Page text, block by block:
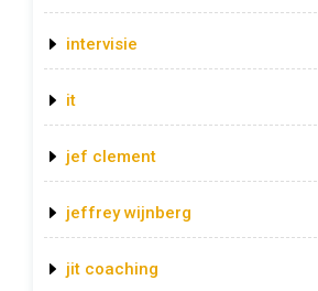
intervisie
it
jef clement
jeffrey wijnberg
jit coaching